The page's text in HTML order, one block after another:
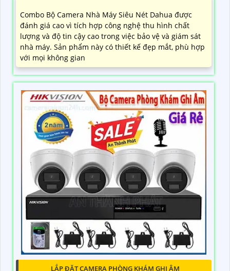
Combo Bộ Camera Nhà Máy Siêu Nét Dahua được
đánh giá cao vì tích hợp công nghệ thu hình chất
lượng và độ tin cậy cao trong việc bảo vệ và giám sát
nhà máy. Sản phẩm này có thiết kế đẹp mắt, phù hợp
với mọi không gian
LẮP ĐẶT CAMERA PHÒNG KHÁM GHI ÂM